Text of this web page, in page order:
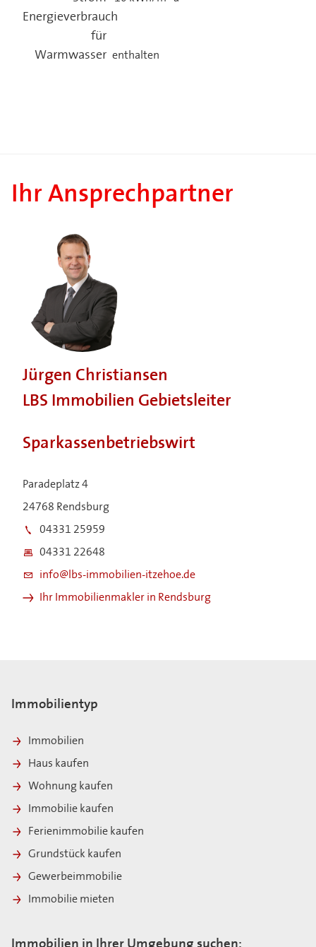
Energieverbrauch
für
Warmwasser enthalten
Ihr Ansprechpartner
Jürgen Christiansen
LBS Immobilien Gebietsleiter
Sparkassenbetriebswirt
Paradeplatz 4
24768 Rendsburg
04331 25959
04331 22648
info@lbs-immobilien-itzehoe.de
Ihr Immobilienmakler in Rendsburg
Immobilientyp
Immobilien
Haus kaufen
Wohnung kaufen
Immobilie kaufen
Ferienimmobilie kaufen
Grundstück kaufen
Gewerbeimmobilie
Immobilie mieten